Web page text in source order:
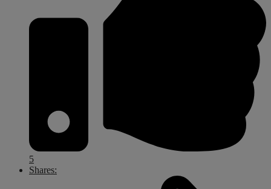
5
Shares: